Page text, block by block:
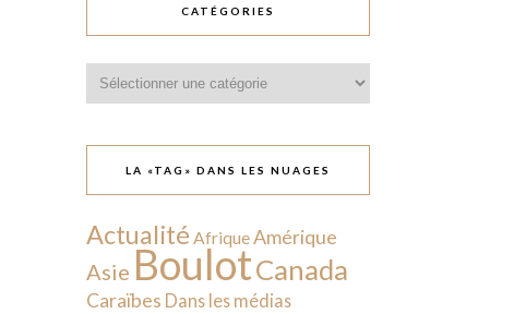
CATÉGORIES
LA «TAG» DANS LES NUAGES
Actualité AfriqueAmérique
Asie BoulotCanada
Caraïbes Dans les médias